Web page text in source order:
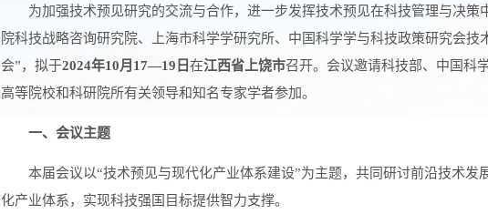
为加强技术预见研究的交流与合作，进一步发挥技术预见在科技管理与决
院科技战略咨询研究院、上海市科学学研究所、中国科学学与科技政策研究会
会”，拟于2024年10月 17—19日在江西省 上饶市召开。会议邀请科技部、中国科
高等院校和科研院所有关领导和知名专家学者参加。
一、会议主题
本届会议以“技术预见与现代化产业体系建设”为主题，共同研讨前沿技术
化产业体系，实现科技强国目标提供智力支撑。